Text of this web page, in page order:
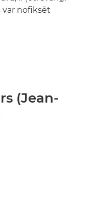
var nofiksēt
(Jean-